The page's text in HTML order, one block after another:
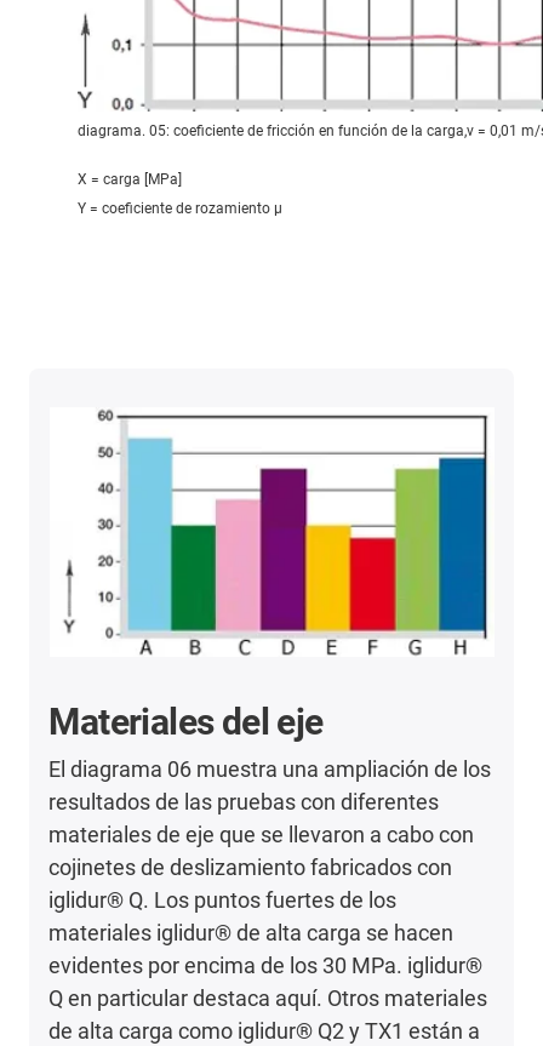
diagrama. 05: coeficiente de fricción en función de la carga,v = 0,01 m/
X = carga [MPa]
Y = coeficiente de rozamiento μ
Materiales del eje
El diagrama 06 muestra una ampliación de los
resultados de las pruebas con diferentes
materiales de eje que se llevaron a cabo con
cojinetes de deslizamiento fabricados con
iglidur® Q. Los puntos fuertes de los
materiales iglidur® de alta carga se hacen
evidentes por encima de los 30 MPa. iglidur®
Q en particular destaca aquí. Otros materiales
de alta carga como iglidur® Q2 y TX1 están a